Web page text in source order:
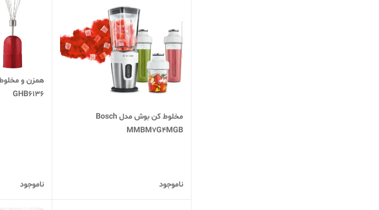
مخلوط کن بوش مدل Bosch
MMBM7G4MGB
ناموجود
همزن و
GHB6136
ناموجود